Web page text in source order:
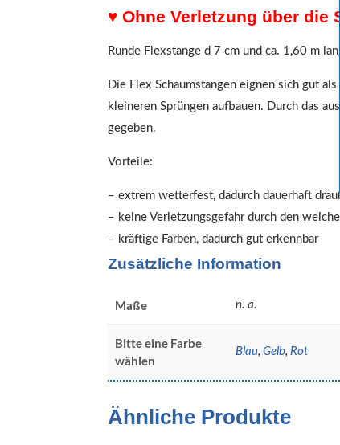
♥ Ohne Verletzung über die
Runde Flexstange d 7 cm und ca. 1,60 m
Die Flex Schaumstangen eignen sich gut
kleineren Sprüngen aufbauen. Durch das
gegeben.
Vorteile:
– extrem wetterfest, dadurch dauerhaft
– keine Verletzungsgefahr durch den
– kräftige Farben, dadurch gut erkennbar
Zusätzliche Information
Maße n. a.
Bitte eine Farbe
wählen
Blau,Gelb,Rot
Ähnliche Produkte